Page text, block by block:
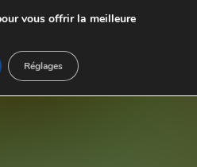
vous offrir la meilleure
Réglages